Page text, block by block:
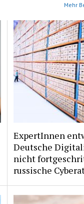
Mehr
ExpertInnen
Deutsche
nicht
russische